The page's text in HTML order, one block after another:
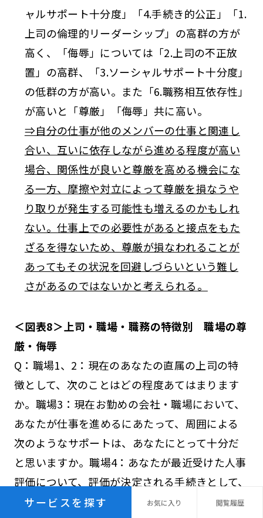
ャルサポート十分度」「4.手続き的公正」「1.
上司の倫理的リーダーシップ」の高群の方が
高く、「侮辱」については「2.上司の不正放
置」の高群、「3.ソーシャルサポート十分度」
の低群の方が高い。また「6.職務相互依存性」
が高いと「尊厳」「侮辱」共に高い。
⇒自分の仕事が他のメンバーの仕事と関連し
合い、互いに依存しながら進める程度が高い
場合、関係性が良いと尊厳を高める機会にな
る一方、摩擦や対立によって尊厳を損なうや
り取りが発生する可能性も増えるのかもしれ
ない。仕事上での必要性があると接点をもた
ざるを得ないため、尊厳が損なわれることが
あってもその状況を回避しづらいという難し
さがあるのではないかと考えられる。
＜図表8＞上司・職場・職務の特徴別 職場の尊
厳・侮辱
Q：職場1、2：現在のあなたの直属の上司の特
徴として、次のことはどの程度あてはまります
か。職場3：現在お勤めの会社・職場において、
あなたが仕事を進めるにあたって、周囲による
次のようなサポートは、あなたにとって十分だ
と思いますか。職場4：あなたが最近受けた人事
評価について、評価が決定される手続きとして、
次のことはどの程度そう思いますか。仕事5、
サービスを探す お気に 入り 閲覧履歴